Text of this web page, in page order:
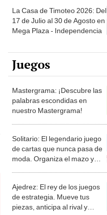
La Casa de Timoteo 2026: Del
17 de Julio al 30 de Agosto en
Mega Plaza - Independencia
Juegos
Mastergrama: ¡Descubre las
palabras escondidas en
nuestro Mastergrama!
Solitario: El legendario juego
de cartas que nunca pasa de
moda. Organiza el mazo y
Ajedrez: El rey de los juegos
de estrategia. Mueve tus
piezas, anticipa al rival y